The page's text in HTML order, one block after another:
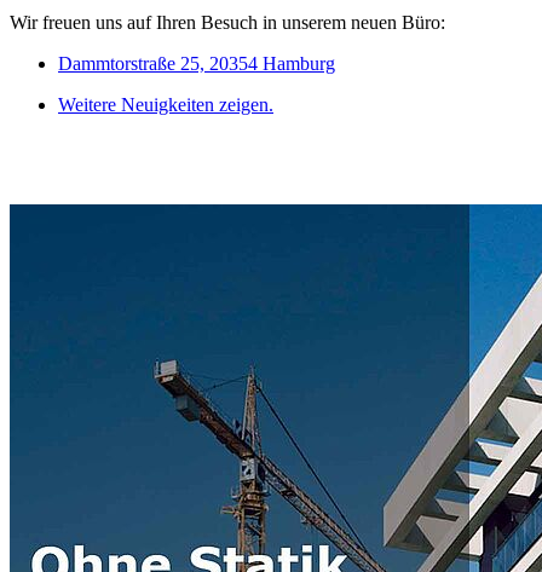
Wir freuen uns auf Ihren Besuch in unserem neuen Büro:
Dammtorstraße 25, 20354 Hamburg
Weitere Neuigkeiten zeigen.